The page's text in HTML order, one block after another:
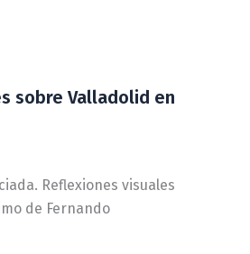
sobre Valladolid en
Reflexiones visuales
de Fernando